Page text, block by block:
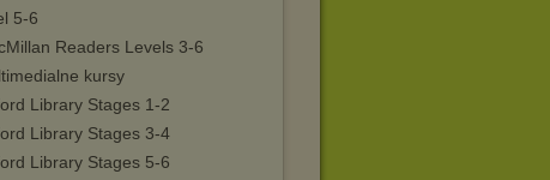
5-6
Readers Levels 3-6
kursy
Library Stages 1-2
Library Stages 3-4
Library Stages 5-6